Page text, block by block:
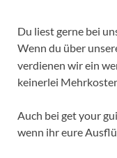
Du liest gerne bei
Wenn du über
verdienen wir ein
keinerlei
Auch bei get your
wenn ihr eure